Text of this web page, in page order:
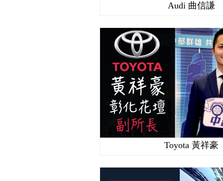
Audi 曲信謙
Toyota 黃祥豪